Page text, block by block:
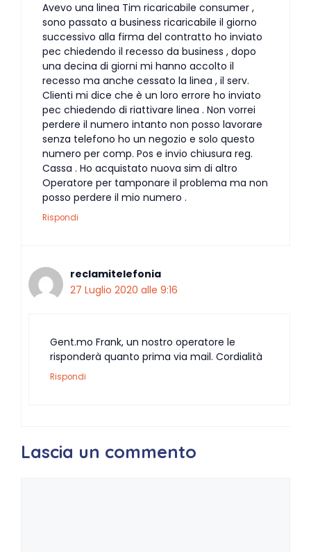
Avevo una linea Tim ricaricabile consumer ,
sono passato a business ricaricabile il giorno
successivo alla firma del contratto ho inviato
pec chiedendo il recesso da business , dopo
una decina di giorni mi hanno accolto il
recesso ma anche cessato la linea , il serv.
Clienti mi dice che è un loro errore ho inviato
pec chiedendo di riattivare linea . Non vorrei
perdere il numero intanto non posso lavorare
senza telefono ho un negozio e solo questo
numero per comp. Pos e invio chiusura reg.
Cassa . Ho acquistato nuova sim di altro
Operatore per tamponare il problema ma non
posso perdere il mio numero .
Rispondi
reclamitelefonia
27 Luglio 2020 alle 9:16
Gent.mo Frank, un nostro operatore le
risponderà quanto prima via mail. Cordialità
Rispondi
Lascia un commento